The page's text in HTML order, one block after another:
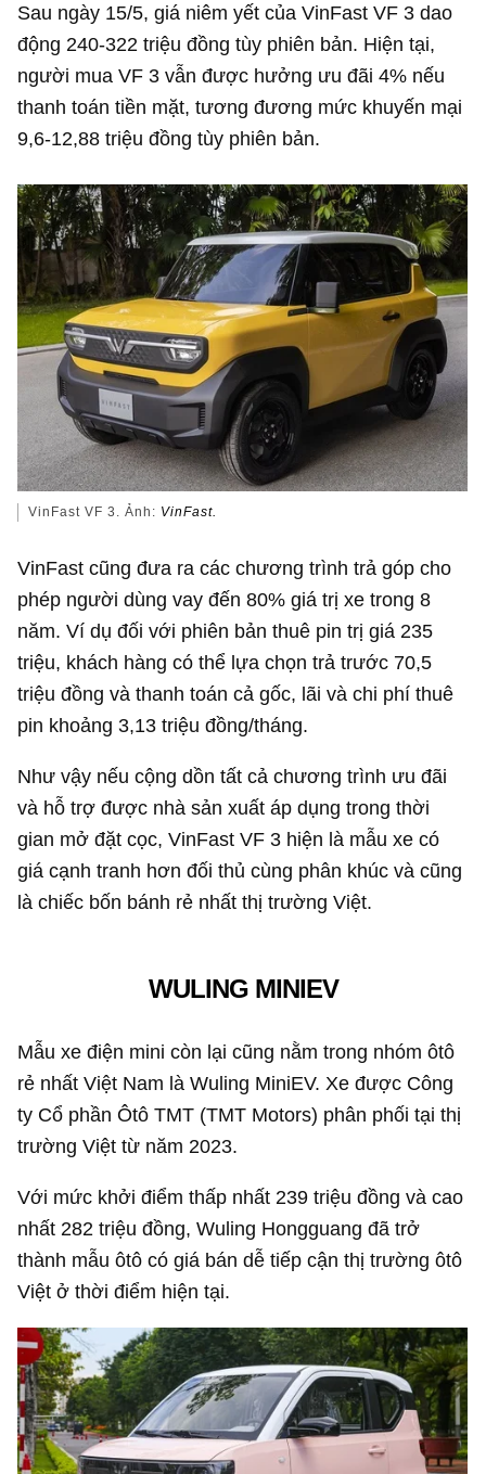
Sau ngày 15/5, giá niêm yết của VinFast VF 3 dao
động 240-322 triệu đồng tùy phiên bản. Hiện tại,
người mua VF 3 vẫn được hưởng ưu đãi 4% nếu
thanh toán tiền mặt, tương đương mức khuyến mại
9,6-12,88 triệu đồng tùy phiên bản.
VinFast VF 3. Ảnh: VinFast.
VinFast cũng đưa ra các chương trình trả góp cho
phép người dùng vay đến 80% giá trị xe trong 8
năm. Ví dụ đối với phiên bản thuê pin trị giá 235
triệu, khách hàng có thể lựa chọn trả trước 70,5
triệu đồng và thanh toán cả gốc, lãi và chi phí thuê
pin khoảng 3,13 triệu đồng/tháng.
Như vậy nếu cộng dồn tất cả chương trình ưu đãi
và hỗ trợ được nhà sản xuất áp dụng trong thời
gian mở đặt cọc, VinFast VF 3 hiện là mẫu xe có
giá cạnh tranh hơn đối thủ cùng phân khúc và cũng
là chiếc bốn bánh rẻ nhất thị trường Việt.
WULING MINIEV
Mẫu xe điện mini còn lại cũng nằm trong nhóm ôtô
rẻ nhất Việt Nam là Wuling MiniEV. Xe được Công
ty Cổ phần Ôtô TMT (TMT Motors) phân phối tại thị
trường Việt từ năm 2023.
Với mức khởi điểm thấp nhất 239 triệu đồng và cao
nhất 282 triệu đồng, Wuling Hongguang đã trở
thành mẫu ôtô có giá bán dễ tiếp cận thị trường ôtô
Việt ở thời điểm hiện tại.